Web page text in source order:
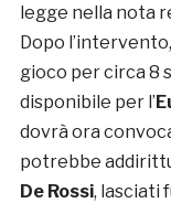
legge nella nota
Dopo
gioco per circa 8
disponibile per l’
dovrà ora
potrebbe
De Rossi, lasciati